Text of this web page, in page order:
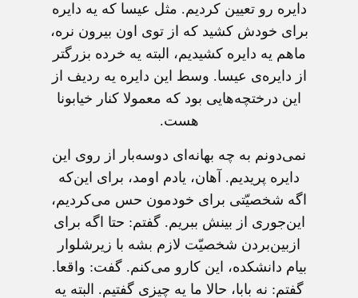
دایره رو تعیین کردیم. مثل عیسا که یه دایره
برای خودش کشید که از توی اون بیرون نره،
ماهم یه دایره کشیدیم، البته یه خرده بزرگتر
از دایره‌ی عیسا. وسط این دایره یه ردیف از
این درختچه‌هایی بود که معمولا کنار خیابونا
هست.
نمی‌دونم به چه بهانه‌ای دوسه‌بار از روی این
دایره پریدیم. آهان، یادم اومد، برای این‌که
اگه شخصیّتی برای خودمون حس می‌کردیم،
این‌جوری از بینش ببریم. گفتم: حتا اگه برای
ازبین‌بردن شخصیّت لازم بشه با زیرشلوار
بیام دانشکده، این کارو می‌کنم. گفت: واقعا.
گفتم: نه بابا، حالا ما یه چیزی گفتیم. البته یه